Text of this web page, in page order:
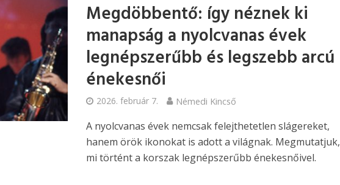
Megdöbbentő: így néznek ki
manapság a nyolcvanas évek
legnépszerűbb és legszebb arcú
énekesnői
2026. február 7. Némedi Kincső
A nyolcvanas évek nemcsak felejthetetlen slágereket,
hanem örök ikonokat is adott a világnak. Megmutatjuk,
mi történt a korszak legnépszerűbb énekesnőivel.